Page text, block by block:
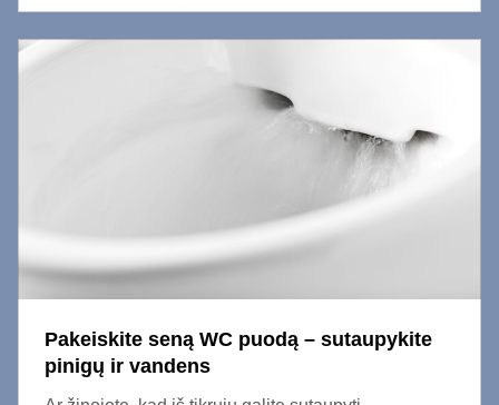
Pakeiskite seną WC puodą – sutaupykite
pinigų ir vandens